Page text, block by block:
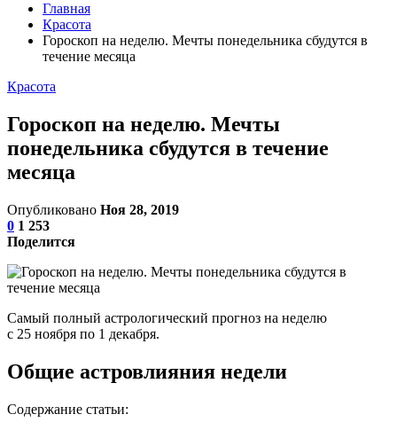
Главная
Красота
Гороскоп на неделю. Мечты понедельника сбудутся в
течение месяца
Красота
Гороскоп на неделю. Мечты
понедельника сбудутся в течение
месяца
Опубликовано Ноя 28, 2019
0 1 253
Поделится
Самый полный астрологический прогноз на неделю
с 25 ноября по 1 декабря.
Общие астровлияния недели
Содержание статьи: